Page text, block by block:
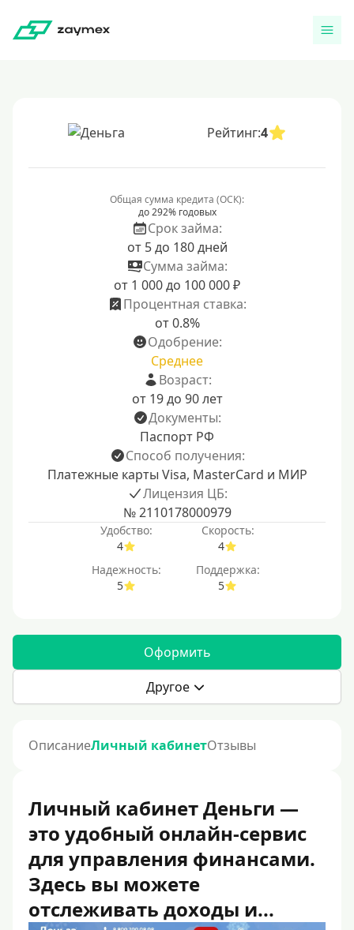
Рейтинг:4
Общая сумма кредита (ОСК):
до 292% годовых
Срок займа:
от 5 до 180 дней
Сумма займа:
от 1 000 до 100 000 ₽
Процентная ставка:
от 0.8%
Одобрение:
Среднее
Возраст:
от 19 до 90 лет
Документы:
Паспорт РФ
Способ получения:
Платежные карты Visa, MasterCard и МИР
Лицензия ЦБ:
№ 2110178000979
Удобство:
4
Скорость:
4
Надежность:
5
Поддержка:
5
Оформить
Другое
ОписаниеЛичный кабинетОтзывы
Личный кабинет Деньги —
это удобный онлайн-сервис
для управления финансами.
Здесь вы можете
отслеживать доходы и...